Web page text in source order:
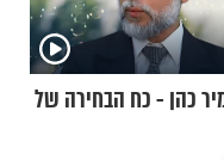
כהן - כח הבחירה של